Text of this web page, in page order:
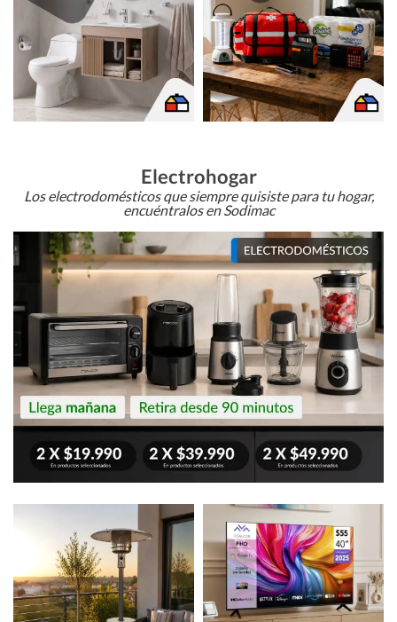
Electrohogar
Los electrodomésticos que siempre quisiste para tu hogar,
encuéntralos en Sodimac